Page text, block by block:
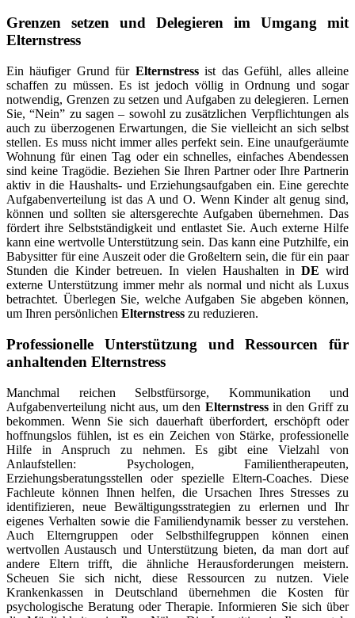
Grenzen setzen und Delegieren im Umgang mit
Elternstress
Ein häufiger Grund für Elternstressist das Gefühl, alles alleine
schaffen zu müssen. Es ist jedoch völlig in Ordnung und sogar
notwendig, Grenzen zu setzen und Aufgaben zu delegieren. Lernen
Sie, “Nein” zu sagen – sowohl zu zusätzlichen Verpflichtungen als
auch zu überzogenen Erwartungen, die Sie vielleicht an sich selbst
stellen. Es muss nicht immer alles perfekt sein. Eine unaufgeräumte
Wohnung für einen Tag oder ein schnelles, einfaches Abendessen
sind keine Tragödie. Beziehen Sie Ihren Partner oder Ihre Partnerin
aktiv in die Haushalts- und Erziehungsaufgaben ein. Eine gerechte
Aufgabenverteilung ist das A und O. Wenn Kinder alt genug sind,
können und sollten sie altersgerechte Aufgaben übernehmen. Das
fördert ihre Selbstständigkeit und entlastet Sie. Auch externe Hilfe
kann eine wertvolle Unterstützung sein. Das kann eine Putzhilfe, ein
Babysitter für eine Auszeit oder die Großeltern sein, die für ein paar
Stunden die Kinder betreuen. In vielen Haushalten in DE wird
externe Unterstützung immer mehr als normal und nicht als Luxus
betrachtet. Überlegen Sie, welche Aufgaben Sie abgeben können,
um Ihren persönlichen Elternstress zu reduzieren.
Professionelle Unterstützung und Ressourcen für
anhaltenden Elternstress
Manchmal reichen Selbstfürsorge, Kommunikation und
Aufgabenverteilung nicht aus, um den Elternstressin den Griff zu
bekommen. Wenn Sie sich dauerhaft überfordert, erschöpft oder
hoffnungslos fühlen, ist es ein Zeichen von Stärke, professionelle
Hilfe in Anspruch zu nehmen. Es gibt eine Vielzahl von
Anlaufstellen: Psychologen, Familientherapeuten,
Erziehungsberatungsstellen oder spezielle Eltern-Coaches. Diese
Fachleute können Ihnen helfen, die Ursachen Ihres Stresses zu
identifizieren, neue Bewältigungsstrategien zu erlernen und Ihr
eigenes Verhalten sowie die Familiendynamik besser zu verstehen.
Auch Elterngruppen oder Selbsthilfegruppen können einen
wertvollen Austausch und Unterstützung bieten, da man dort auf
andere Eltern trifft, die ähnliche Herausforderungen meistern.
Scheuen Sie sich nicht, diese Ressourcen zu nutzen. Viele
Krankenkassen in Deutschland übernehmen die Kosten für
psychologische Beratung oder Therapie. Informieren Sie sich über